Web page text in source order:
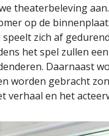
theaterbeleving
op de
zich af
het spel zullen
Daarnaast
worden gebracht
verhaal en het